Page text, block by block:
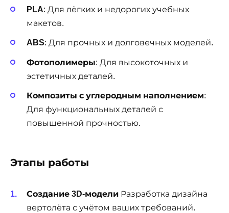
PLA: Для лёгких и недорогих учебных
макетов.
ABS: Для прочных и долговечных моделей.
Фотополимеры: Для высокоточных и
эстетичных деталей.
Композиты с углеродным наполнением:
Для функциональных деталей с
повышенной прочностью.
Этапы работы
Создание 3D-модели Разработка дизайна
вертолёта с учётом ваших требований.